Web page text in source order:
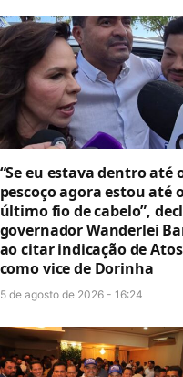
“Se eu estava dentro até
pescoço agora estou até
último fio de cabelo”,
governador Wanderlei
ao citar indicação de Atos
como vice de Dorinha
5 de agosto de 2026 - 16:24